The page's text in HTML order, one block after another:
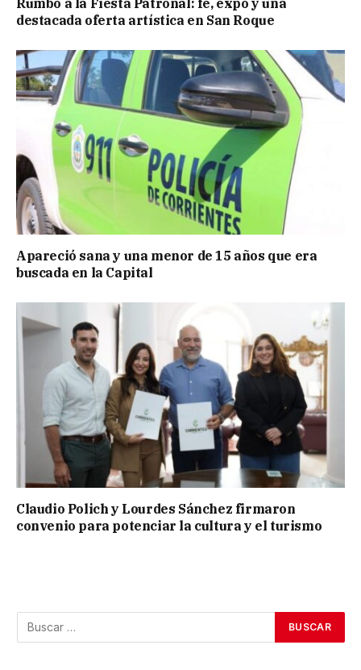
destacada oferta artística en San Roque
Apareció sana y una menor de 15 años que era
buscada en la Capital
Claudio Polich y Lourdes Sánchez firmaron
convenio para potenciar la cultura y el turismo